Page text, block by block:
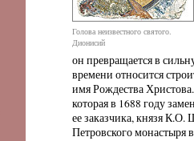
Голова неизвестного святого.
Дионисий
он превращается в
времени относится
имя Рождества
которая в 1688 году
ее заказчика, князя К.О.
Петровского монастыря